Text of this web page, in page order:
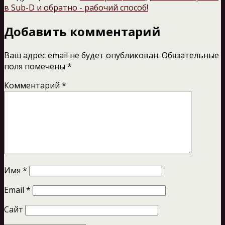
в Sub-D и обратно - рабочий способ!
Добавить комментарий
Ваш адрес email не будет опубликован. Обязательные
поля помечены *
Комментарий *
Имя *
Email *
Сайт